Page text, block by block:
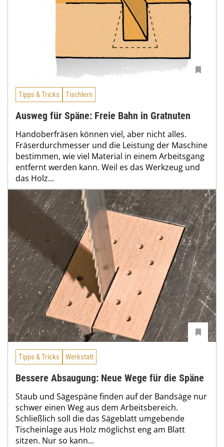
Tipps & Tricks Tischlern
Ausweg für Späne: Freie Bahn in Gratnuten
Handoberfräsen können viel, aber nicht alles.
Fräserdurchmesser und die Leistung der Maschine
bestimmen, wie viel Material in einem Arbeitsgang
entfernt werden kann. Weil es das Werkzeug und
das Holz...
Tipps & Tricks Werkstatt
Bessere Absaugung: Neue Wege für die Späne
Staub und Sägespäne finden auf der Bandsäge nur
schwer einen Weg aus dem Arbeitsbereich.
Schließlich soll die das Sägeblatt umgebende
Tischeinlage aus Holz möglichst eng am Blatt
sitzen. Nur so kann...